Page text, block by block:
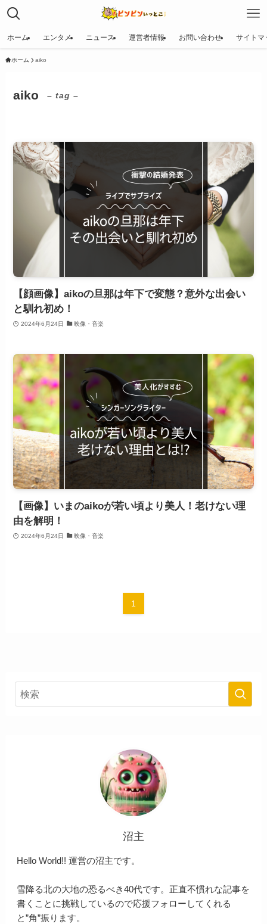
ホーム エンタメ ニュース 運営者情報 お問い合わせ サイトマ
ホーム aiko
aiko – tag –
【顔画像】aikoの旦那は年下で変態？意外な出会い
と馴れ初め！
2024年6月24日 映像・音楽
【画像】いまのaikoが若い頃より美人！老けない理
由を解明！
2024年6月24日 映像・音楽
1
沼主
Hello World!! 運営の沼主です。
雪降る北の大地の恐るべき40代です。正直不慣れな記事を
書くことに挑戦しているので応援フォローしてくれる
と”角”振ります。